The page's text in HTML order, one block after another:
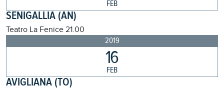
FEB
SENIGALLIA (AN)
Teatro La Fenice 21.00
2019
16
FEB
AVIGLIANA (TO)